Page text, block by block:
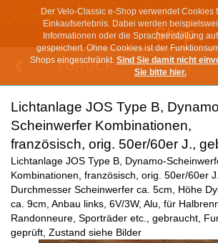
Der Velo-Classic e-Shop verwendet Cookies
Einkaufserlebnis. Dabei werden
Informationen oder die Spracheinstellung
gespeichert. Ohne Cookies ist der
Shops eingeschränkt. Sind Sie damit nicht
Sie bitte hier.
ZURÜCK
Lichtanlage JOS Type B,
Scheinwerfer Kombinationen,
französisch, orig. 50er/60er J.,
Lichtanlage JOS Type B, Dynamo-
Kombinationen, französisch, orig. 50er/60er
Durchmesser Scheinwerfer ca. 5cm, Höhe
ca. 9cm, Anbau links, 6V/3W, Alu, für
Randonneure, Sporträder etc., gebraucht,
geprüft, Zustand siehe Bilder